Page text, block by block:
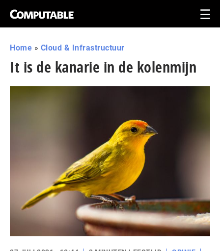
Home » Cloud & Infrastructuur
It is de kanarie in de kolenmijn